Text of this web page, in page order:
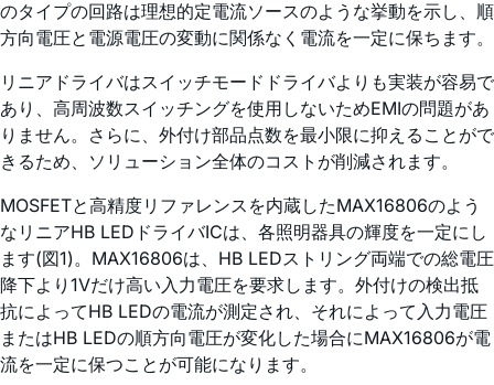
のタイプの回路は理想的定電流ソースのような挙動を示し、順
方向電圧と電源電圧の変動に関係なく電流を一定に保ちます。
リニアドライバはスイッチモードドライバよりも実装が容易で
あり、高周波数スイッチングを使用しないためEMIの問題があ
りません。さらに、外付け部品点数を最小限に抑えることがで
きるため、ソリューション全体のコストが削減されます。
MOSFETと高精度リファレンスを内蔵したMAX16806のよう
なリニアHB LEDドライバICは、各照明器具の輝度を一定にし
ます(図1)。MAX16806は、HB LEDストリング両端での総電圧
降下より1Vだけ高い入力電圧を要求します。外付けの検出抵
抗によってHB LEDの電流が測定され、それによって入力電圧
またはHB LEDの順方向電圧が変化した場合にMAX16806が電
流を一定に保つことが可能になります。